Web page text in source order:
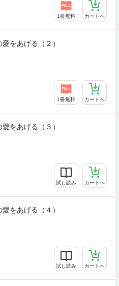
1冊無料 カートへ
をあげる（２）
1冊無料 カートへ
をあげる（３）
試し読み カートへ
をあげる（４）
試し読み カートへ